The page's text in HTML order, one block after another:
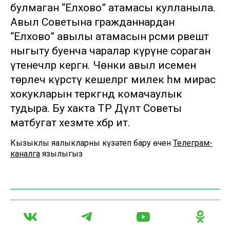
булмаган “Елхово” атамасы кулланыла.
Авыл Советына гражданнардан
“Елхово” авылы атамасын рәсми рәвештә
ныгыту буенча чаралар күрүне сораган
үтенечләр кергән. Чөнки авыл исемен
төрлечә күрсәтү кешеләргә милек һәм мирас
хокукларын теркәгәндә комачаулык
тудыра. Бу хакта ТР Дәүләт Советы
матбугат хезмәте хәбәр итә.
Кызыклы яңалыкларны күзәтеп бару өчен Телеграм-
каналга язылыгыз